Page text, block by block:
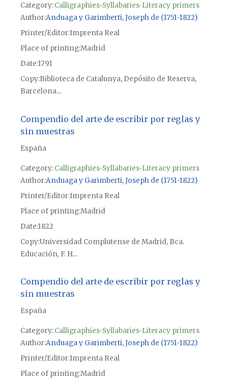
Category:Calligraphies-Syllabaries-Literacy primers
Author Anduaga y Garimberti, Joseph de (1751-1822)
Printer/Editor Imprenta Real
Place of printingMadrid
Date1791
CopyBiblioteca de Catalunya, Depósito de Reserva,
Barcelona...
Compendio del arte de escribir por reglas y
sin muestras
España
Category:Calligraphies-Syllabaries-Literacy primers
Author Anduaga y Garimberti, Joseph de (1751-1822)
Printer/Editor Imprenta Real
Place of printingMadrid
Date1822
CopyUniversidad Complutense de Madrid, Bca.
Educación, F. H...
Compendio del arte de escribir por reglas y
sin muestras
España
Category:Calligraphies-Syllabaries-Literacy primers
Author Anduaga y Garimberti, Joseph de (1751-1822)
Printer/Editor Imprenta Real
Place of printingMadrid